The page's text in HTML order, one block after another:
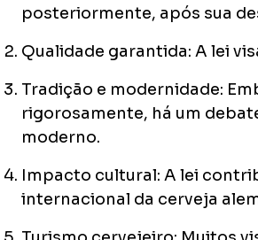
posteriormente, após sua
Qualidade garantida: A lei
Tradição e modernidade:
rigorosamente, há um
moderno.
Impacto cultural: A lei
internacional da cerveja